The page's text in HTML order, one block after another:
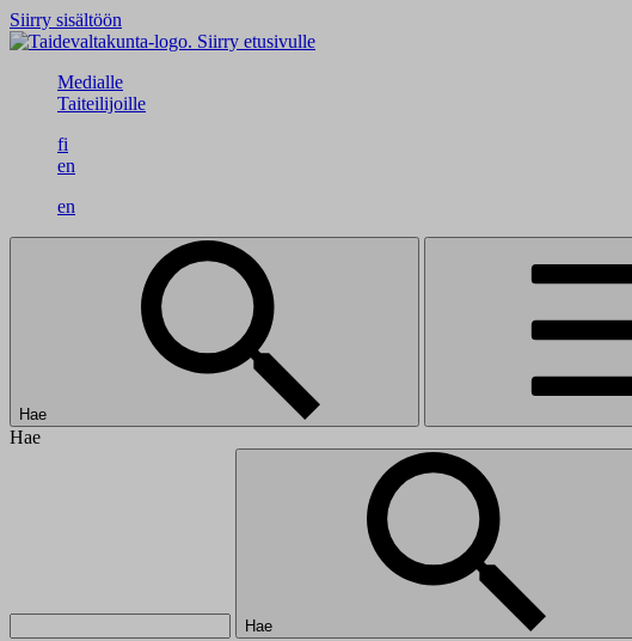
Siirry sisältöön
Siirry etusivulle
Medialle
Taiteilijoille
fi
en
en
Hae
Hae
Hae